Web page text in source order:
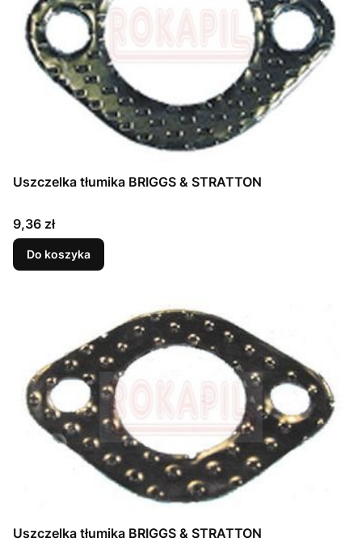
Uszczelka tłumika BRIGGS & STRATTON
Cena
9,36 zł
Do koszyka
Uszczelka tłumika BRIGGS & STRATTON